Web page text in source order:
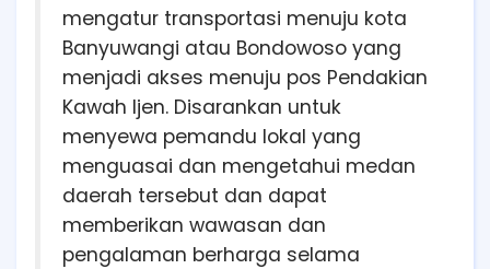
mengatur transportasi menuju kota
Banyuwangi atau Bondowoso yang
menjadi akses menuju pos Pendakian
Kawah Ijen. Disarankan untuk
menyewa pemandu lokal yang
menguasai dan mengetahui medan
daerah tersebut dan dapat
memberikan wawasan dan
pengalaman berharga selama